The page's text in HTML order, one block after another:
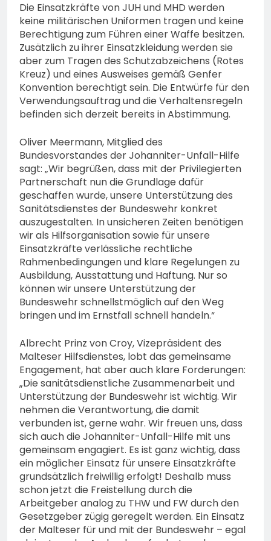
Die Einsatzkräfte von JUH und MHD werden
keine militärischen Uniformen tragen und keine
Berechtigung zum Führen einer Waffe besitzen.
Zusätzlich zu ihrer Einsatzkleidung werden sie
aber zum Tragen des Schutzabzeichens (Rotes
Kreuz) und eines Ausweises gemäß Genfer
Konvention berechtigt sein. Die Entwürfe für den
Verwendungsauftrag und die Verhaltensregeln
befinden sich derzeit bereits in Abstimmung.
Oliver Meermann, Mitglied des
Bundesvorstandes der Johanniter-Unfall-Hilfe
sagt: „Wir begrüßen, dass mit der Privilegierten
Partnerschaft nun die Grundlage dafür
geschaffen wurde, unsere Unterstützung des
Sanitätsdienstes der Bundeswehr konkret
auszugestalten. In unsicheren Zeiten benötigen
wir als Hilfsorganisation sowie für unsere
Einsatzkräfte verlässliche rechtliche
Rahmenbedingungen und klare Regelungen zu
Ausbildung, Ausstattung und Haftung. Nur so
können wir unsere Unterstützung der
Bundeswehr schnellstmöglich auf den Weg
bringen und im Ernstfall schnell handeln.“
Albrecht Prinz von Croy, Vizepräsident des
Malteser Hilfsdienstes, lobt das gemeinsame
Engagement, hat aber auch klare Forderungen:
„Die sanitätsdienstliche Zusammenarbeit und
Unterstützung der Bundeswehr ist wichtig. Wir
nehmen die Verantwortung, die damit
verbunden ist, gerne wahr. Wir freuen uns, dass
sich auch die Johanniter-Unfall-Hilfe mit uns
gemeinsam engagiert. Es ist ganz wichtig, dass
ein möglicher Einsatz für unsere Einsatzkräfte
grundsätzlich freiwillig erfolgt! Deshalb muss
schon jetzt die Freistellung durch die
Arbeitgeber analog zu THW und FW durch den
Gesetzgeber zügig geregelt werden. Ein Einsatz
der Malteser für und mit der Bundeswehr – egal